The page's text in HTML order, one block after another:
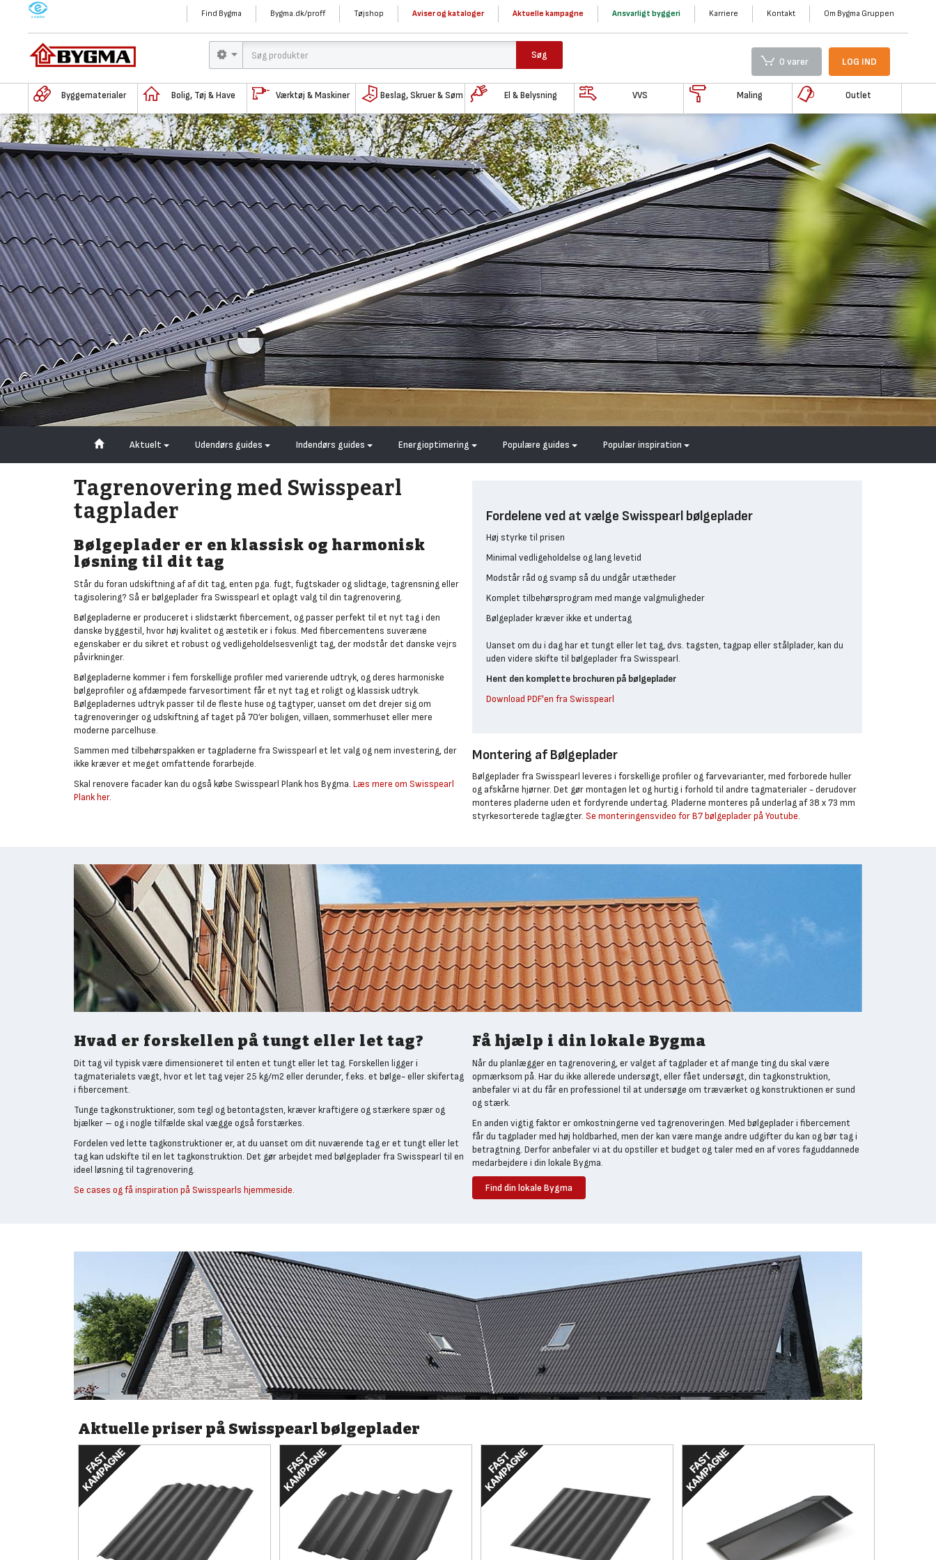
M Find Bygma Bygma.dk/proff Tøjshop Aviser og kataloger Aktuelle kampagne Ansvarligt byggeri Karriere Kontakt Om Bygma Gruppen
Søg
0 varer LOG IND
Byggematerialer Bolig, Tøj & Have Værktøj & Maskiner Beslag, Skruer & Søm El & Belysning VVS Maling Outlet
Aktuelt Udendørs guides Indendørs guides Energioptimering Populære guides Populær inspiration
Tagrenovering med Swisspearl
tagplader
Bølgeplader er en klassisk og harmonisk
løsning til dit tag
Står du foran udskiftning af af dit tag, enten pga. fugt, fugtskader og slidtage, tagrensning eller
tagisolering? Så er bølgeplader fra Swisspearl et oplagt valg til din tagrenovering.
Bølgepladerne er produceret i slidstærkt fibercement, og passer perfekt til et nyt tag i den
danske byggestil, hvor høj kvalitet og æstetik er i fokus. Med fibercementens suveræne
egenskaber er du sikret et robust og vedligeholdelsesvenligt tag, der modstår det danske vejrs
påvirkninger.
Bølgepladerne kommer i fem forskellige profiler med varierende udtryk, og deres harmoniske
bølgeprofiler og afdæmpede farvesortiment får et nyt tag et roligt og klassisk udtryk.
Bølgepladernes udtryk passer til de fleste huse og tagtyper, uanset om det drejer sig om
tagrenoveringer og udskiftning af taget på 70’er boligen, villaen, sommerhuset eller mere
moderne parcelhuse.
Sammen med tilbehørspakken er tagpladerne fra Swisspearl et let valg og nem investering, der
ikke kræver et meget omfattende forarbejde.
Skal renovere facader kan du også købe Swisspearl Plank hos Bygma. Læs mere om Swisspearl
Plank her.
Fordelene ved at vælge Swisspearl bølgeplader
Høj styrke til prisen
Minimal vedligeholdelse og lang levetid
Modstår råd og svamp så du undgår utætheder
Komplet tilbehørsprogram med mange valgmuligheder
Bølgeplader kræver ikke et undertag
Uanset om du i dag har et tungt eller let tag, dvs. tagsten, tagpap eller stålplader, kan du
uden videre skifte til bølgeplader fra Swisspearl.
Hent den komplette brochuren på bølgeplader
Download PDF'en fra Swisspearl
Montering af Bølgeplader
Bølgeplader fra Swisspearl leveres i forskellige profiler og farvevarianter, med forborede huller
og afskårne hjørner. Det gør montagen let og hurtig i forhold til andre tagmaterialer - derudover
monteres pladerne uden et fordyrende undertag. Pladerne monteres på underlag af 38 x 73 mm
styrkesorterede taglægter. Se monteringensvideo for B7 bølgeplader på Youtube.
Hvad er forskellen på tungt eller let tag?
Dit tag vil typisk være dimensioneret til enten et tungt eller let tag. Forskellen ligger i
tagmaterialets vægt, hvor et let tag vejer 25 kg/m2 eller derunder, f.eks. et bølge- eller skifertag
i fibercement.
Tunge tagkonstruktioner, som tegl og betontagsten, kræver kraftigere og stærkere spær og
bjælker – og i nogle tilfælde skal vægge også forstærkes.
Fordelen ved lette tagkonstruktioner er, at du uanset om dit nuværende tag er et tungt eller let
tag kan udskifte til en let tagkonstruktion. Det gør arbejdet med bølgeplader fra Swisspearl til en
ideel løsning til tagrenovering.
Se cases og få inspiration på Swisspearls hjemmeside.
Få hjælp i din lokale Bygma
Når du planlægger en tagrenovering, er valget af tagplader et af mange ting du skal være
opmærksom på. Har du ikke allerede undersøgt, eller fået undersøgt, din tagkonstruktion,
anbefaler vi at du får en professionel til at undersøge om træværket og konstruktionen er sund
og stærk.
En anden vigtig faktor er omkostningerne ved tagrenoveringen. Med bølgeplader i fibercement
får du tagplader med høj holdbarhed, men der kan være mange andre udgifter du kan og bør tag i
betragtning. Derfor anbefaler vi at du opstiller et budget og taler med en af vores faguddannede
medarbejdere i din lokale Bygma.
Find din lokale Bygma
Aktuelle priser på Swisspearl bølgeplader